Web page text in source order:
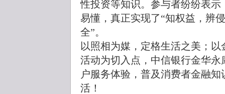
性投资等知识。参与者纷纷表
易懂，真正实现了“知权益，辨
全”。
以照相为媒，定格生活之美；
活动为切入点，中信银行金华
户服务体验，普及消费者金融
活！